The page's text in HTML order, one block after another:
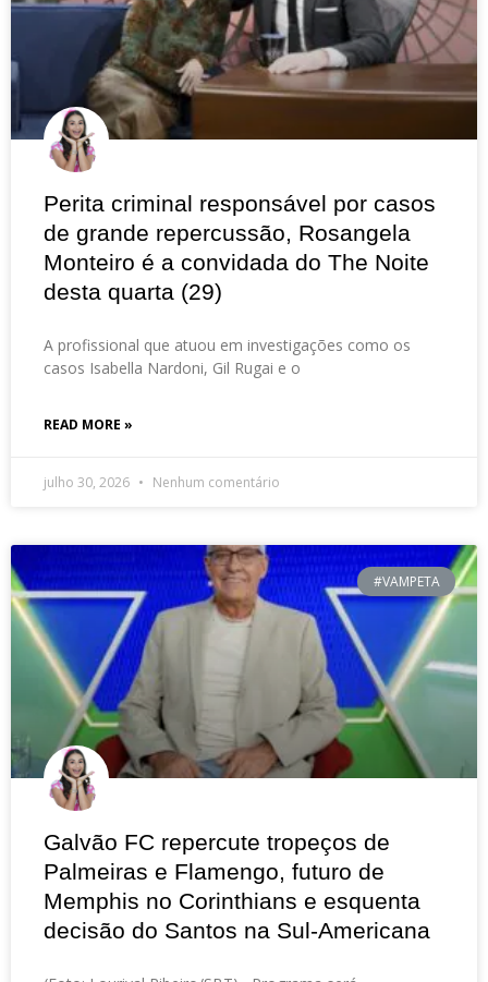
Perita criminal responsável por casos
de grande repercussão, Rosangela
Monteiro é a convidada do The Noite
desta quarta (29)
A profissional que atuou em investigações como os
casos Isabella Nardoni, Gil Rugai e o
READ MORE »
julho 30, 2026 Nenhum comentário
#VAMPETA
Galvão FC repercute tropeços de
Palmeiras e Flamengo, futuro de
Memphis no Corinthians e esquenta
decisão do Santos na Sul-Americana